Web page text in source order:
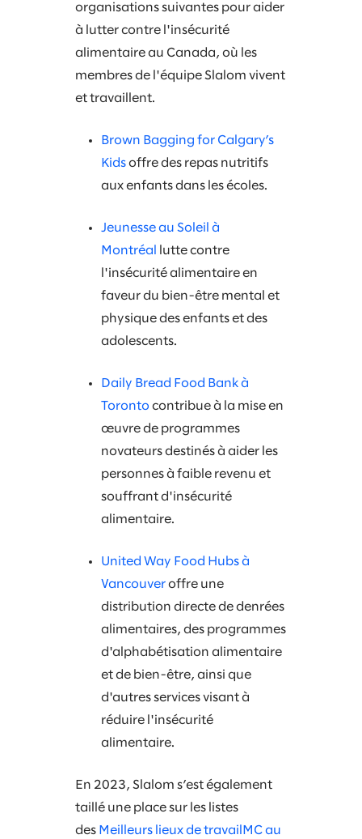
organisations suivantes pour aider
à lutter contre l'insécurité
alimentaire au Canada, où les
membres de l'équipe Slalom vivent
et travaillent.
Brown Bagging for Calgary’s
Kids offre des repas nutritifs
aux enfants dans les écoles.
Jeunesse au Soleil à
Montréal
lutte contre
l'insécurité alimentaire en
faveur du bien-être mental et
physique des enfants et des
adolescents.
Daily Bread Food Bank à
Toronto contribue à la mise en
œuvre de programmes
novateurs destinés à aider les
personnes à faible revenu et
souffrant d'insécurité
alimentaire.
United Way Food Hubs à
Vancouver offre une
distribution directe de denrées
alimentaires, des programmes
d'alphabétisation alimentaire
et de bien-être, ainsi que
d'autres services visant à
réduire l'insécurité
alimentaire.
En 2023, Slalom s’est également
taillé une place sur les listes
des Meilleurs lieux de travailMC au